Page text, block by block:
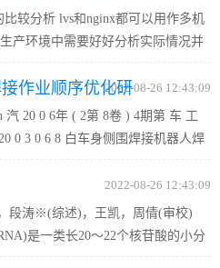
较分析 lvs和nginx都可以用作多机
产环境中需要好好分析实际情况并
式而等别人来帮你做垫被测试...
作业顺序优化研2022-08-26 12:43:09
汽 20 0 6年 ( 2第 8卷 ) 4期第 车 工
0 3 0 6 8 白车身侧围焊接机器人焊
作业顺...
2022-08-26 12:43:09
段涛※(综述)，王凯，周倩(审校)
是一类长20～22个核苷酸的小分